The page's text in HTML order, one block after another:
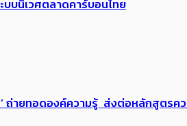
บนิเวศตลาดคาร์บอนไทย
ถ่ายทอดองค์ความรู้ ส่งต่อหลักสูตรค